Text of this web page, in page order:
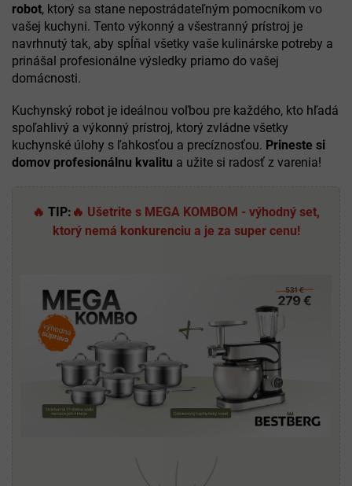
robot, ktorý sa stane nepostrádateľným pomocníkom vo
vašej kuchyni. Tento výkonný a všestranný prístroj je
navrhnutý tak, aby spĺňal všetky vaše kulinárske potreby a
prinášal profesionálne výsledky priamo do vašej
domácnosti.
Kuchynský robot je ideálnou voľbou pre každého, kto hľadá
spoľahlivý a výkonný prístroj, ktorý zvládne všetky
kuchynské úlohy s ľahkosťou a precíznosťou. Prineste si
domov profesionálnu kvalitu a užite si radosť z varenia!
🔥 TIP: 🔥 Ušetrite s MEGA KOMBOM - výhodný set,
ktorý nemá konkurenciu a je za super cenu!